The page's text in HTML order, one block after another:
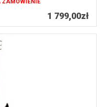
ZAMÓWIENIE
1 799,00zł